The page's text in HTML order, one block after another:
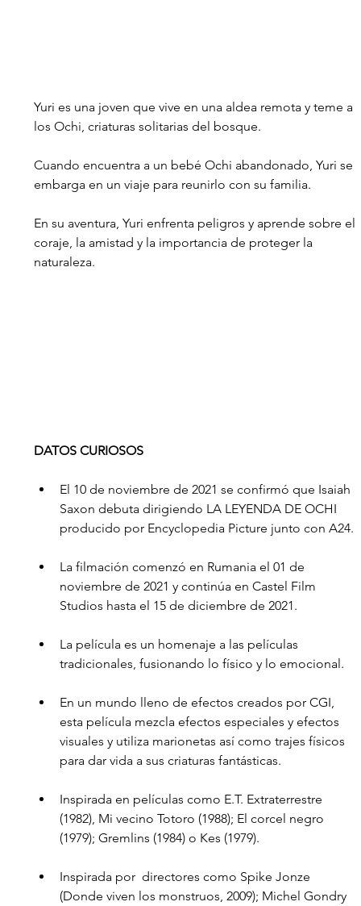
Yuri es una joven que vive en una aldea remota y teme a
los Ochi, criaturas solitarias del bosque.
Cuando encuentra a un bebé Ochi abandonado, Yuri se
embarga en un viaje para reunirlo con su familia.
En su aventura, Yuri enfrenta peligros y aprende sobre el
coraje, la amistad y la importancia de proteger la
naturaleza.
DATOS CURIOSOS
El 10 de noviembre de 2021 se confirmó que Isaiah
Saxon debuta dirigiendo LA LEYENDA DE OCHI
producido por Encyclopedia Picture junto con A24.
La filmación comenzó en Rumania el 01 de
noviembre de 2021 y continúa en Castel Film
Studios hasta el 15 de diciembre de 2021.
La película es un homenaje a las películas
tradicionales, fusionando lo físico y lo emocional.
En un mundo lleno de efectos creados por CGI,
esta película mezcla efectos especiales y efectos
visuales y utiliza marionetas así como trajes físicos
para dar vida a sus criaturas fantásticas.
Inspirada en películas como E.T. Extraterrestre
(1982), Mi vecino Totoro (1988); El corcel negro
(1979); Gremlins (1984) o Kes (1979).
Inspirada por  directores como Spike Jonze
(Donde viven los monstruos, 2009); Michel Gondry